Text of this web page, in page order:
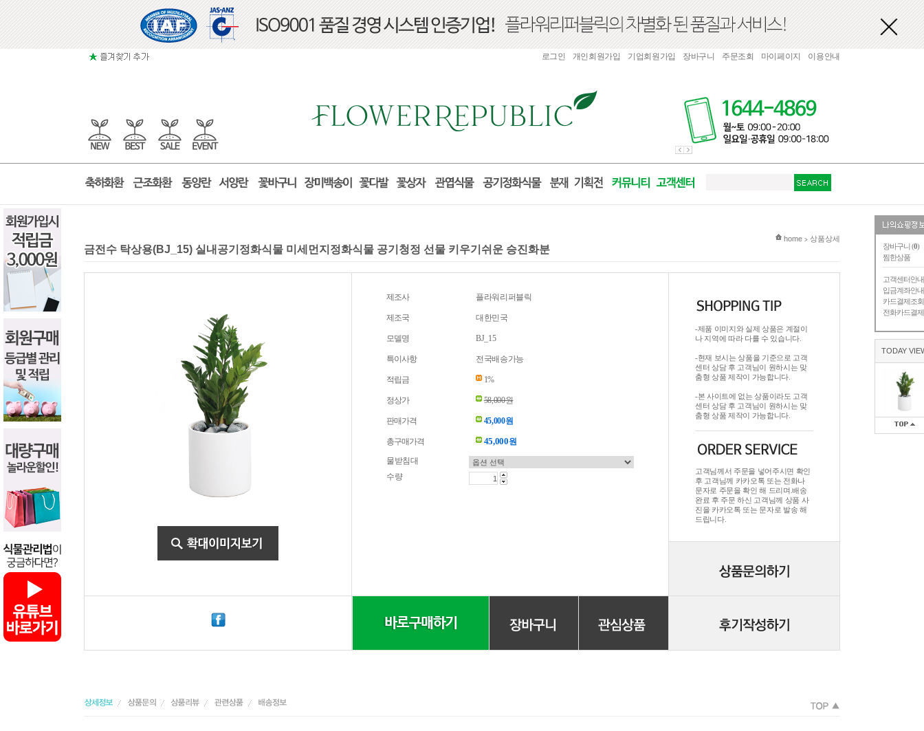
장바구니 (0)
찜한상품
고객센터안내
입금계좌안내
카드결제조회
전화카드결제
TODAY
로그인 개인회원가입 기업회원가입 장바구니 주문조회 마이페이지 이용안내
현재 위치
home > 상품상세
금전수 탁상용(BJ_15) 실내공기정화식물 미세먼지정화식물 공기청정 선물 키우기쉬운 승진화분
제조사 플라워리퍼블릭
제조국 대한민국
모델명 BJ_15
특이사항 전국배송가능
적립금 1%
정상가 58,000원
판매가격 45,000원
총구매가격 45,000원
물받침대
수량
-제품 이미지와 실제 상품은 계절이
나 지역에 따라 다를 수 있습니다.
-현재 보시는 상품을 기준으로 고객
센터 상담 후 고객님이 원하시는 맞
춤형 상품 제작이 가능합니다.
-본 사이트에 없는 상품이라도 고객
센터 상담 후 고객님이 원하시는 맞
춤형 상품 제작이 가능합니다.
고객님께서 주문을 넣어주시면 확인
후 고객님께 카카오톡 또는 전화나
문자로 주문을 확인 해 드리며.배송
완료 후 주문 하신 고객님께 상품 사
진을 카카오톡 또는 문자로 발송 해
드립니다.